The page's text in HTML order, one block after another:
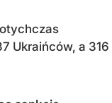
Ukraińców, a 316